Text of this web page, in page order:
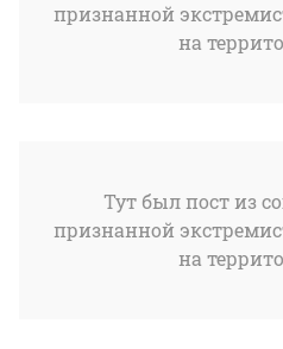
признанной
на
Тут был пост из
признанной
на